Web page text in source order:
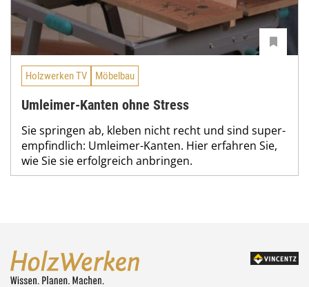
Holzwerken TV Möbelbau
Umleimer-Kanten ohne Stress
Sie springen ab, kleben nicht recht und sind super-
empfindlich: Umleimer-Kanten. Hier erfahren Sie,
wie Sie sie erfolgreich anbringen.